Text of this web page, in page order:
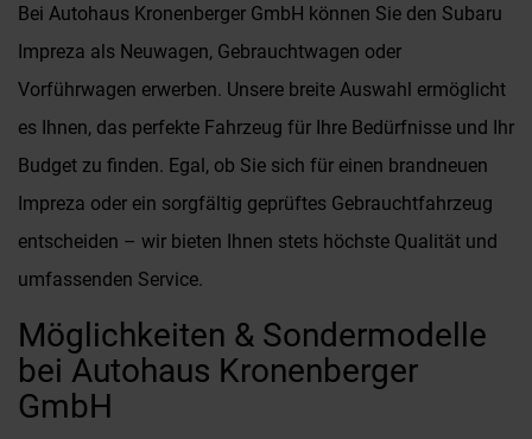
Bei Autohaus Kronenberger GmbH können Sie den Subaru
Impreza als Neuwagen, Gebrauchtwagen oder
Vorführwagen erwerben. Unsere breite Auswahl ermöglicht
es Ihnen, das perfekte Fahrzeug für Ihre Bedürfnisse und Ihr
Budget zu finden. Egal, ob Sie sich für einen brandneuen
Impreza oder ein sorgfältig geprüftes Gebrauchtfahrzeug
entscheiden – wir bieten Ihnen stets höchste Qualität und
umfassenden Service.
Möglichkeiten & Sondermodelle
bei Autohaus Kronenberger
GmbH